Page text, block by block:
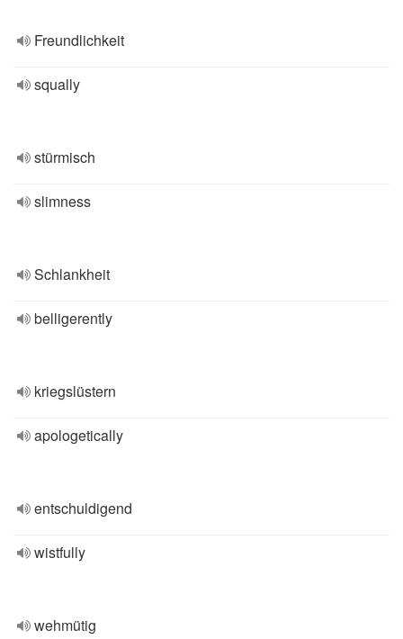
Freundlichkeit
squally
stürmisch
slimness
Schlankheit
belligerently
kriegslüstern
apologetically
entschuldigend
wistfully
wehmütig